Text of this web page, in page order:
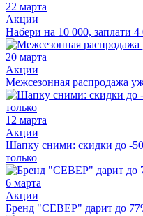
22 марта
Акции
Набери на 10 000, заплати 4
20 марта
Акции
Межсезонная распродажа
12 марта
Акции
Шапку сними: скидки до -
только
6 марта
Акции
Бренд "СЕВЕР" дарит до